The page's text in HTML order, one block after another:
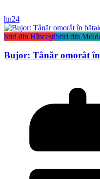
hn24
Știri din HînceștiȘtiri din
Bujor: Tânăr omorât